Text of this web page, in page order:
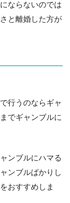
ならないのでは
と離婚した方が
行うのならギャ
でギャンブルに
ンブルにハマる
ンブルばかりし
おすすめしま